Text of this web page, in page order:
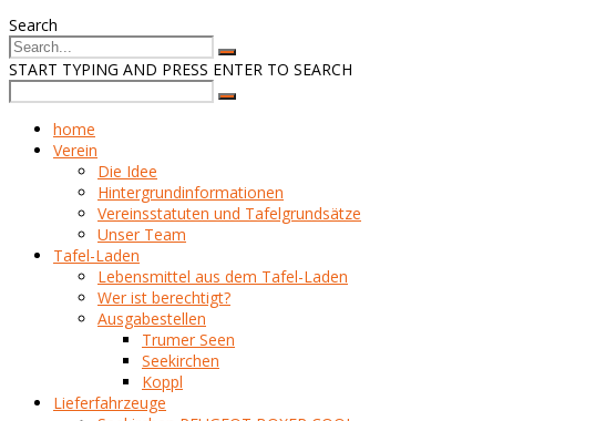
Search
START TYPING AND PRESS ENTER TO SEARCH
home
Verein
Die Idee
Hintergrundinformationen
Vereinsstatuten und Tafelgrundsätze
Unser Team
Tafel-Laden
Lebensmittel aus dem Tafel-Laden
Wer ist berechtigt?
Ausgabestellen
Trumer Seen
Seekirchen
Koppl
Lieferfahrzeuge